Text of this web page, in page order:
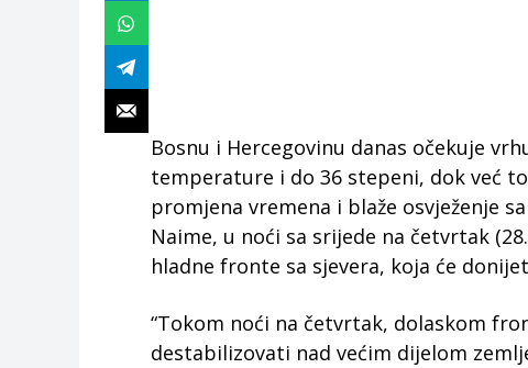
Bosnu i Hercegovinu danas očekuje
temperature i do 36 stepeni, dok već
promjena vremena i blaže osvježenje
Naime, u noći sa srijede na četvrtak
hladne fronte sa sjevera, koja će
“Tokom noći na četvrtak, dolaskom
destabilizovati nad većim dijelom